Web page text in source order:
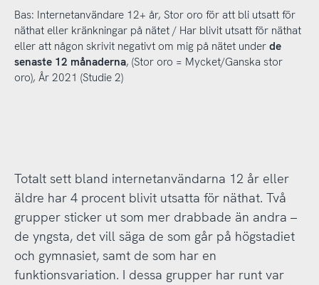
Bas: Internetanvändare 12+ år, Stor oro för att bli utsatt för
näthat eller kränkningar på nätet / Har blivit utsatt för näthat
eller att någon skrivit negativt om mig på nätet under de
senaste 12 månaderna, (Stor oro = Mycket/Ganska stor
oro), År 2021 (Studie 2)
Totalt sett bland internetanvändarna 12 år eller
äldre har 4 procent blivit utsatta för näthat. Två
grupper sticker ut som mer drabbade än andra –
de yngsta, det vill säga de som går på högstadiet
och gymnasiet, samt de som har en
funktionsvariation. I dessa grupper har runt var